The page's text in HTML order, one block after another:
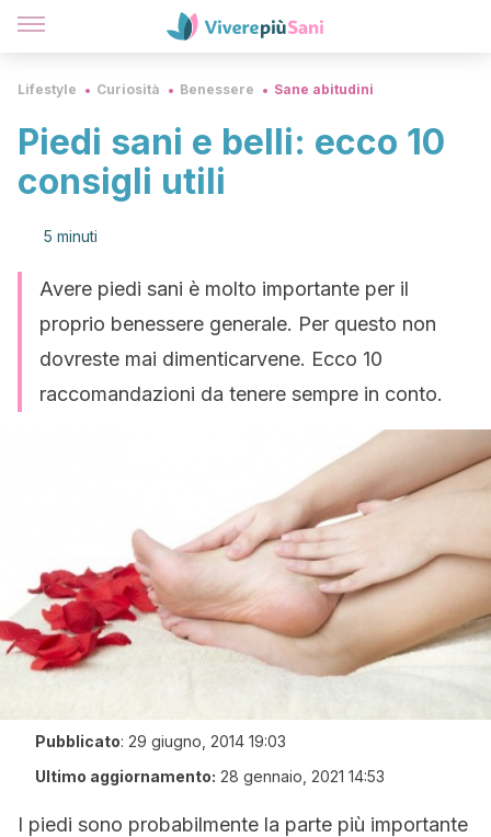
Lifestyle Curiosità Benessere Sane abitudini
Piedi sani e belli: ecco 10
consigli utili
5 minuti
Avere piedi sani è molto importante per il
proprio benessere generale. Per questo non
dovreste mai dimenticarvene. Ecco 10
raccomandazioni da tenere sempre in conto.
Pubblicato: 29 giugno, 2014 19:03
Ultimo aggiornamento: 28 gennaio, 2021 14:53
I piedi sono probabilmente la parte più importante